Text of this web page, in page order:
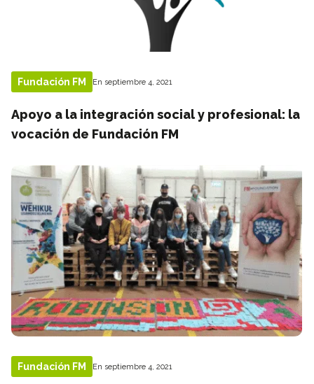
Fundación FM En septiembre 4, 2021
Apoyo a la integración social y profesional: la
vocación de Fundación FM
Fundación FM En septiembre 4, 2021